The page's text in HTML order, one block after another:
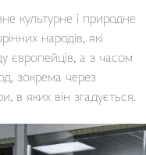
культурне і природне
народів, які
європейців, а з часом
зокрема через
в яких він згадується.